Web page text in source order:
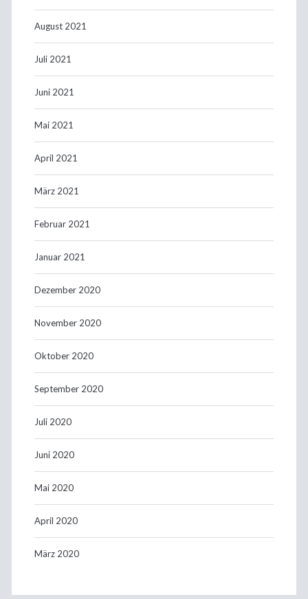
August 2021
Juli 2021
Juni 2021
Mai 2021
April 2021
März 2021
Februar 2021
Januar 2021
Dezember 2020
November 2020
Oktober 2020
September 2020
Juli 2020
Juni 2020
Mai 2020
April 2020
März 2020